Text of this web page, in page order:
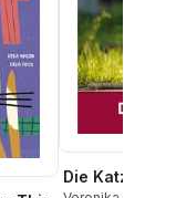
Die Katze